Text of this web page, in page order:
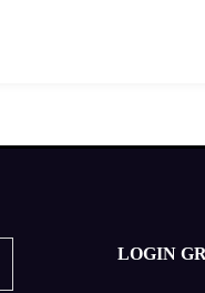
LOGIN